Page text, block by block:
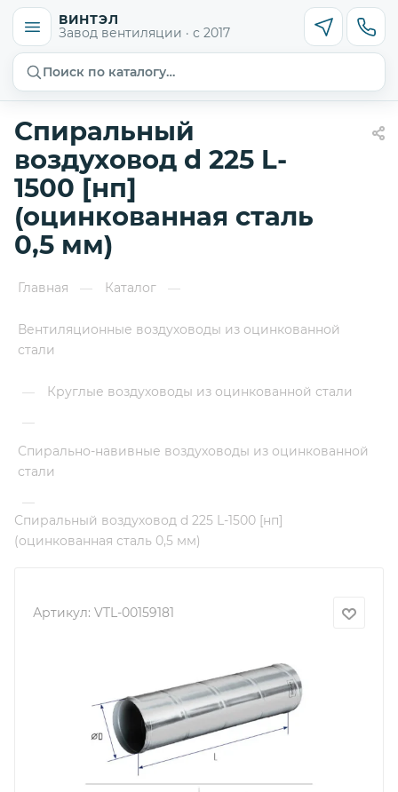
ВИНТЭЛ
Завод вентиляции · с 2017
Поиск по каталогу…
Спиральный
воздуховод d 225 L-
1500 [нп]
(оцинкованная сталь
0,5 мм)
Главная — Каталог —
Вентиляционные воздуховоды из оцинкованной
стали
—
Круглые воздуховоды из оцинкованной стали
—
Спирально-навивные воздуховоды из оцинкованной
стали
—
Спиральный воздуховод d 225 L-1500 [нп]
(оцинкованная сталь 0,5 мм)
Артикул: VTL-00159181